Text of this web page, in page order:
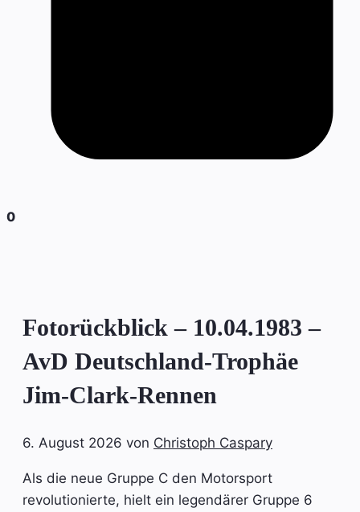
0
Fotorückblick – 10.04.1983 –
AvD Deutschland-Trophäe
Jim-Clark-Rennen
6. August 2026 von Christoph Caspary
Als die neue Gruppe C den Motorsport
revolutionierte, hielt ein legendärer Gruppe 6